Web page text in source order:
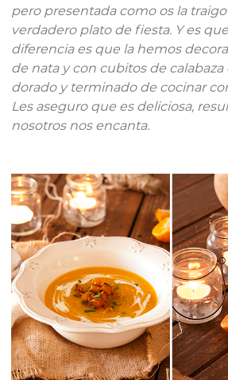
pero presentada como os la
verdadero plato de fiesta. Y es
diferencia es que la hemos
de nata y con cubitos de
dorado y terminado de cocinar
Les aseguro que es deliciosa,
nosotros nos encanta.